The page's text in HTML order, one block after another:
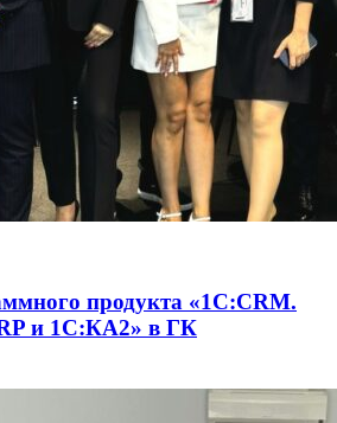
продукта «1С:CRM.
и 1С:КА2» в ГК